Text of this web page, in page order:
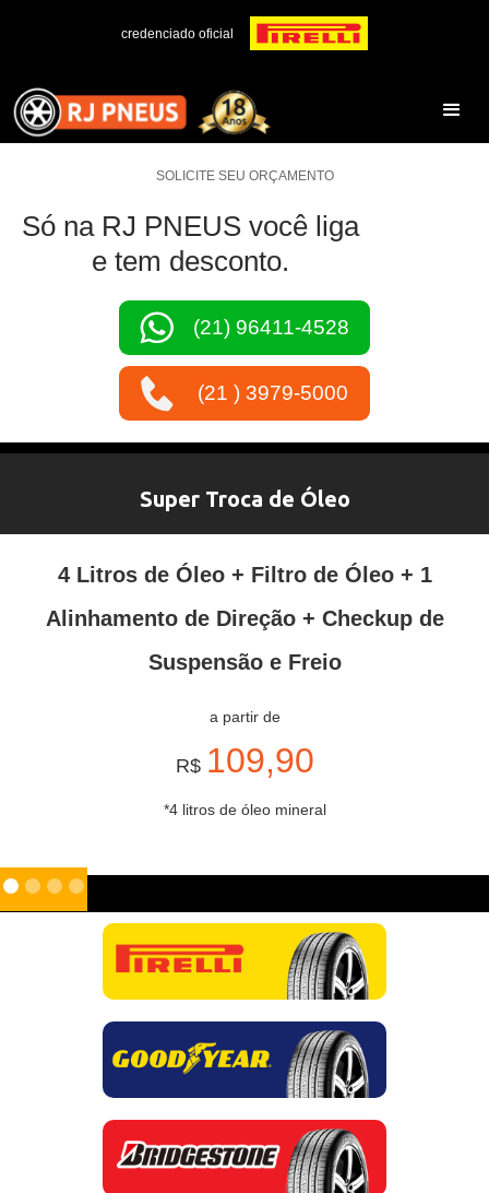
credenciado oficial
SOLICITE SEU ORÇAMENTO
Só na RJ PNEUS você liga
e tem desconto.
(21) 96411-4528
(21 ) 3979-5000
Super Troca de Óleo
4 Litros de Óleo + Filtro de Óleo + 1
Alinhamento de Direção + Checkup de
Suspensão e Freio
a partir de
R$ 109,90
*4 litros de óleo mineral